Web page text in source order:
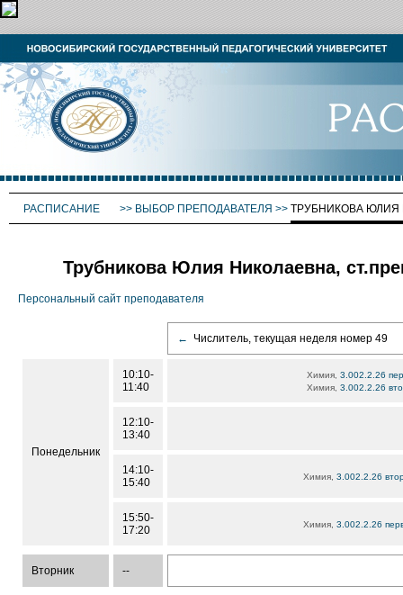
РАСПИСАНИЕ >> ВЫБОР ПРЕПОДАВАТЕЛЯ >> ТРУБНИКОВА ЮЛИЯ
Трубникова Юлия Николаевна,
Персональный сайт преподавателя
← Числитель, текущая неделя номер 49
Понедельник
10:10-
11:40
Химия, 3.002.2.26
Химия, 3.002.2.26
12:10-
13:40
14:10-
15:40
Химия, 3.002.2.26
15:50-
17:20
Химия, 3.002.2.26
Вторник --